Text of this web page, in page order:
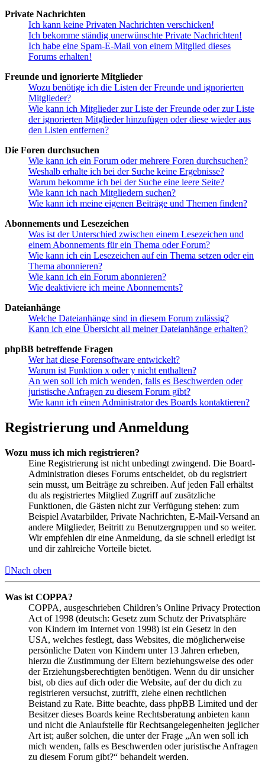
Private Nachrichten
Ich kann keine Privaten Nachrichten verschicken!
Ich bekomme ständig unerwünschte Private Nachrichten!
Ich habe eine Spam-E-Mail von einem Mitglied dieses
Forums erhalten!
Freunde und ignorierte Mitglieder
Wozu benötige ich die Listen der Freunde und ignorierten
Mitglieder?
Wie kann ich Mitglieder zur Liste der Freunde oder zur Liste
der ignorierten Mitglieder hinzufügen oder diese wieder aus
den Listen entfernen?
Die Foren durchsuchen
Wie kann ich ein Forum oder mehrere Foren durchsuchen?
Weshalb erhalte ich bei der Suche keine Ergebnisse?
Warum bekomme ich bei der Suche eine leere Seite?
Wie kann ich nach Mitgliedern suchen?
Wie kann ich meine eigenen Beiträge und Themen finden?
Abonnements und Lesezeichen
Was ist der Unterschied zwischen einem Lesezeichen und
einem Abonnements für ein Thema oder Forum?
Wie kann ich ein Lesezeichen auf ein Thema setzen oder ein
Thema abonnieren?
Wie kann ich ein Forum abonnieren?
Wie deaktiviere ich meine Abonnements?
Dateianhänge
Welche Dateianhänge sind in diesem Forum zulässig?
Kann ich eine Übersicht all meiner Dateianhänge erhalten?
phpBB betreffende Fragen
Wer hat diese Forensoftware entwickelt?
Warum ist Funktion x oder y nicht enthalten?
An wen soll ich mich wenden, falls es Beschwerden oder
juristische Anfragen zu diesem Forum gibt?
Wie kann ich einen Administrator des Boards kontaktieren?
Registrierung und Anmeldung
Wozu muss ich mich registrieren?
Eine Registrierung ist nicht unbedingt zwingend. Die Board-
Administration dieses Forums entscheidet, ob du registriert
sein musst, um Beiträge zu schreiben. Auf jeden Fall erhältst
du als registriertes Mitglied Zugriff auf zusätzliche
Funktionen, die Gästen nicht zur Verfügung stehen: zum
Beispiel Avatarbilder, Private Nachrichten, E-Mail-Versand an
andere Mitglieder, Beitritt zu Benutzergruppen und so weiter.
Wir empfehlen dir eine Anmeldung, da sie schnell erledigt ist
und dir zahlreiche Vorteile bietet.
Nach oben
Was ist COPPA?
COPPA, ausgeschrieben Children’s Online Privacy Protection
Act of 1998 (deutsch: Gesetz zum Schutz der Privatsphäre
von Kindern im Internet von 1998) ist ein Gesetz in den
USA, welches festlegt, dass Websites, die möglicherweise
persönliche Daten von Kindern unter 13 Jahren erheben,
hierzu die Zustimmung der Eltern beziehungsweise des oder
der Erziehungsberechtigten benötigen. Wenn du dir unsicher
bist, ob dies auf dich oder die Website, auf der du dich zu
registrieren versuchst, zutrifft, ziehe einen rechtlichen
Beistand zu Rate. Bitte beachte, dass phpBB Limited und der
Besitzer dieses Boards keine Rechtsberatung anbieten kann
und nicht die Anlaufstelle für Rechtsangelegenheiten jeglicher
Art ist; außer solchen, die unter der Frage „An wen soll ich
mich wenden, falls es Beschwerden oder juristische Anfragen
zu diesem Forum gibt?“ behandelt werden.